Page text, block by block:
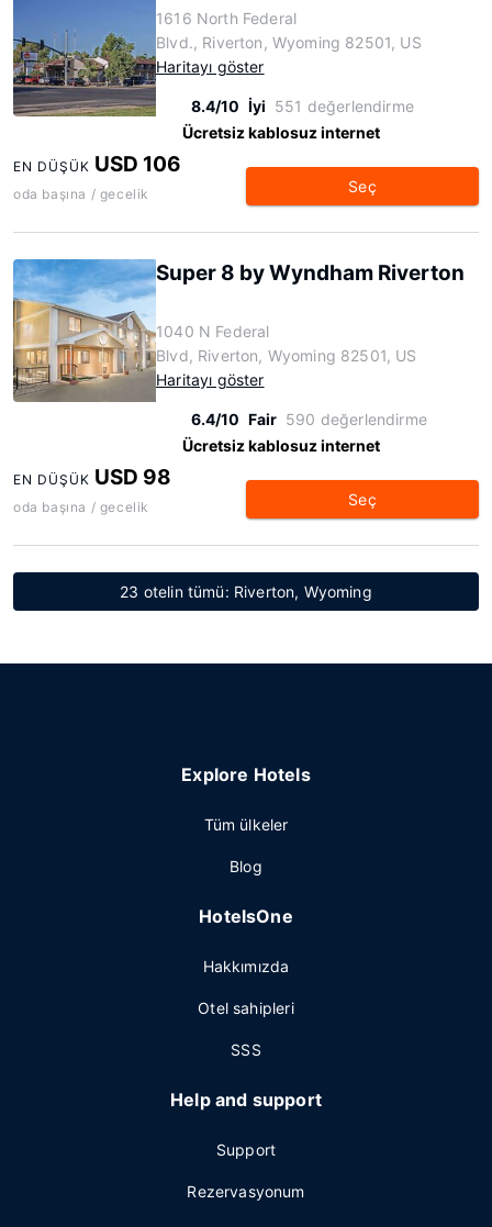
1616 North Federal
Blvd., Riverton, Wyoming 82501, US
Haritayı göster
8.4/10 İyi 551 değerlendirme
Ücretsiz kablosuz internet
EN DÜŞÜK USD 106
oda başına / gecelik Seç
Super 8 by Wyndham Riverton
1040 N Federal
Blvd, Riverton, Wyoming 82501, US
Haritayı göster
6.4/10 Fair 590 değerlendirme
Ücretsiz kablosuz internet
EN DÜŞÜK USD 98
oda başına / gecelik Seç
23 otelin tümü: Riverton, Wyoming
Explore Hotels
Tüm ülkeler
Blog
HotelsOne
Hakkımızda
Otel sahipleri
SSS
Help and support
Support
Rezervasyonum